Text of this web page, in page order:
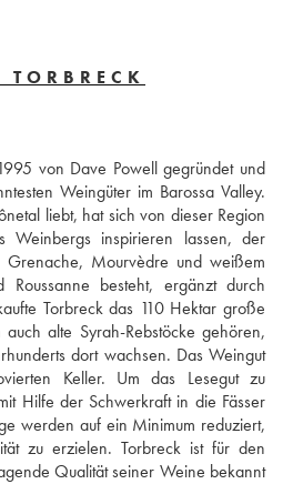
von Dave Powell gegründet und
Weingüter im Barossa Valley.
liebt, hat sich von dieser Region
Weinbergs inspirieren lassen, der
Grenache, Mourvèdre und weißem
besteht, ergänzt durch
Torbreck das 110 Hektar große
alte Syrah-Rebstöcke gehören,
dort wachsen. Das Weingut
Keller. Um das Lesegut zu
Hilfe der Schwerkraft in die Fässer
werden auf ein Minimum reduziert,
zu erzielen. Torbreck ist für den
Qualität seiner Weine bekannt